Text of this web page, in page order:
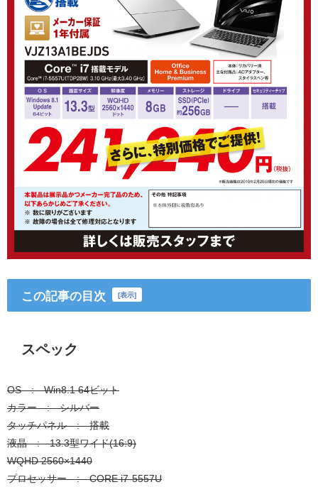
この記事の目次 [表示]
スペック
OS : Win8.1 64ビット
カラー : シルバー
タッチパネル : 搭載
液晶 : 13.3型ワイド(16:9)
WQHD 2560×1440
プロセッサー : CORE i7-5557U